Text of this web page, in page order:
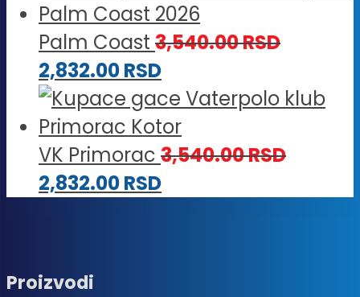
Palm Coast 3,540.00RSD
2,832.00RSD
VK Primorac 3,540.00RSD
2,832.00RSD
Proizvodi